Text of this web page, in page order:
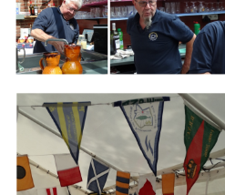
Branding
ARMCHAIR